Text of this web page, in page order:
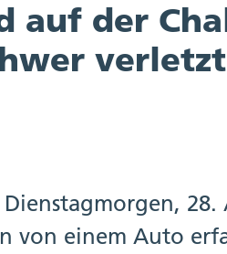
auf der
verletzt
28.
von einem Auto